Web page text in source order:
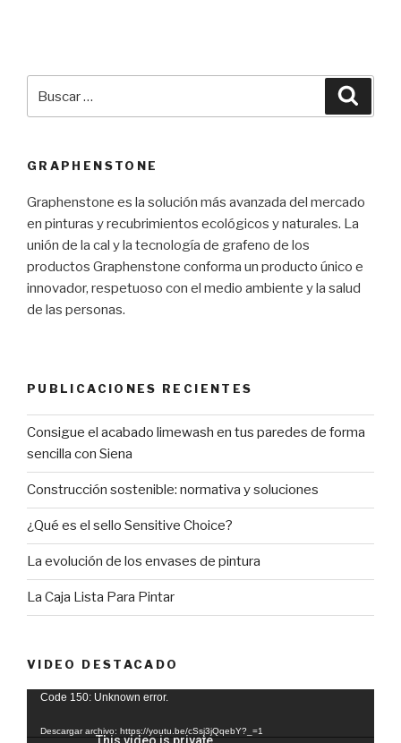
por:
GRAPHENSTONE
Graphenstone es la solución más avanzada del mercado
en pinturas y recubrimientos ecológicos y naturales. La
unión de la cal y la tecnología de grafeno de los
productos Graphenstone conforma un producto único e
innovador, respetuoso con el medio ambiente y la salud
de las personas.
PUBLICACIONES RECIENTES
Consigue el acabado limewash en tus paredes de forma
sencilla con Siena
Construcción sostenible: normativa y soluciones
¿Qué es el sello Sensitive Choice?
La evolución de los envases de pintura
La Caja Lista Para Pintar
VIDEO DESTACADO
Reproductor
Code 150: Unknown error.
Descargar archivo: https://youtu.be/cSsj3jQqebY?_=1